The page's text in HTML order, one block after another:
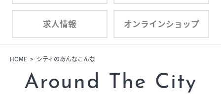
求人情報 オンラインショップ
フロアガイド
ショップリスト
プロフィール
HOME シティのあんなこんな
Around The City